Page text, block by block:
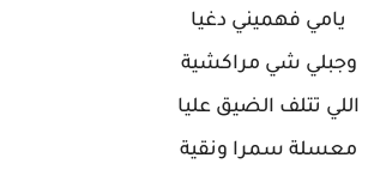
يامي فهميني دغيا
وجبلي شي مراكشية
اللي تتلف الضيق عليا
معسلة سمرا ونقية